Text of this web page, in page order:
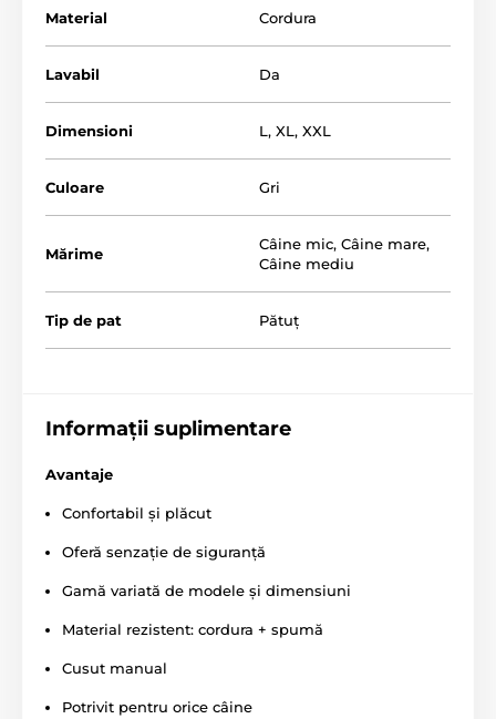
Alegeți dimensiunea potrivită pentru câinele dvs.
folosind tabelul de mai jos. (*Paturile noastre pentru
câini Reedog sunt cusute manual, astfel încât
dimensiunea poate varia ușor, cu maxim 2-4 cm.)
Material Cordura
Lavabil Da
Dimensioni L, XL, XXL
Culoare Gri
Mărime
Câine mic, Câine mare,
Câine mediu
Tip de pat Pătuț
Informații suplimentare
Avantaje
Confortabil și plăcut
Oferă senzație de siguranță
Gamă variată de modele și dimensiuni
Material rezistent: cordura + spumă
Cusut manual
Potrivit pentru orice câine